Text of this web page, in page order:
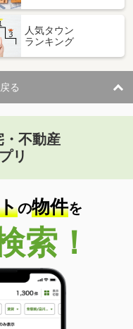
人気タウン
ランキング
る
不動産
リ
の物件を
索！